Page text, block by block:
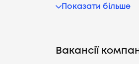
Показати більше
Вакансії